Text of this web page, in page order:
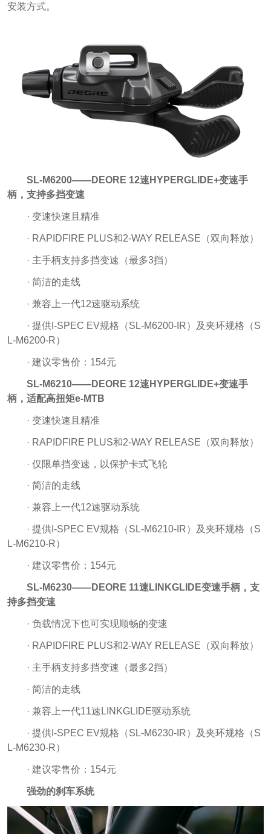
安装方式。
SL-M6200——DEORE 12速HYPERGLIDE+变速手
柄，支持多挡变速
· 变速快速且精准
· RAPIDFIRE PLUS和2-WAY RELEASE（双向释放）
· 主手柄支持多挡变速（最多3挡）
· 简洁的走线
· 兼容上一代12速驱动系统
· 提供I-SPEC EV规格（SL-M6200-IR）及夹环规格（S
L-M6200-R）
· 建议零售价：154元
SL-M6210——DEORE 12速HYPERGLIDE+变速手
柄，适配高扭矩e-MTB
· 变速快速且精准
· RAPIDFIRE PLUS和2-WAY RELEASE（双向释放）
· 仅限单挡变速，以保护卡式飞轮
· 简洁的走线
· 兼容上一代12速驱动系统
· 提供I-SPEC EV规格（SL-M6210-IR）及夹环规格（S
L-M6210-R）
· 建议零售价：154元
SL-M6230——DEORE 11速LINKGLIDE变速手柄，支
持多挡变速
· 负载情况下也可实现顺畅的变速
· RAPIDFIRE PLUS和2-WAY RELEASE（双向释放）
· 主手柄支持多挡变速（最多2挡）
· 简洁的走线
· 兼容上一代11速LINKGLIDE驱动系统
· 提供I-SPEC EV规格（SL-M6230-IR）及夹环规格（S
L-M6230-R）
· 建议零售价：154元
强劲的刹车系统